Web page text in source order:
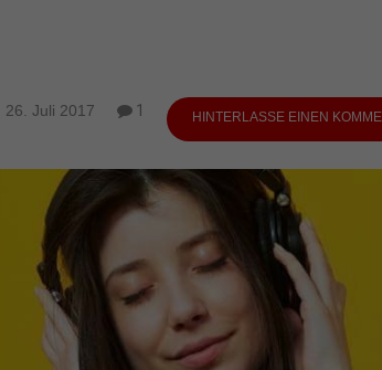
26. Juli 2017 1 HINTERLASSE EINEN